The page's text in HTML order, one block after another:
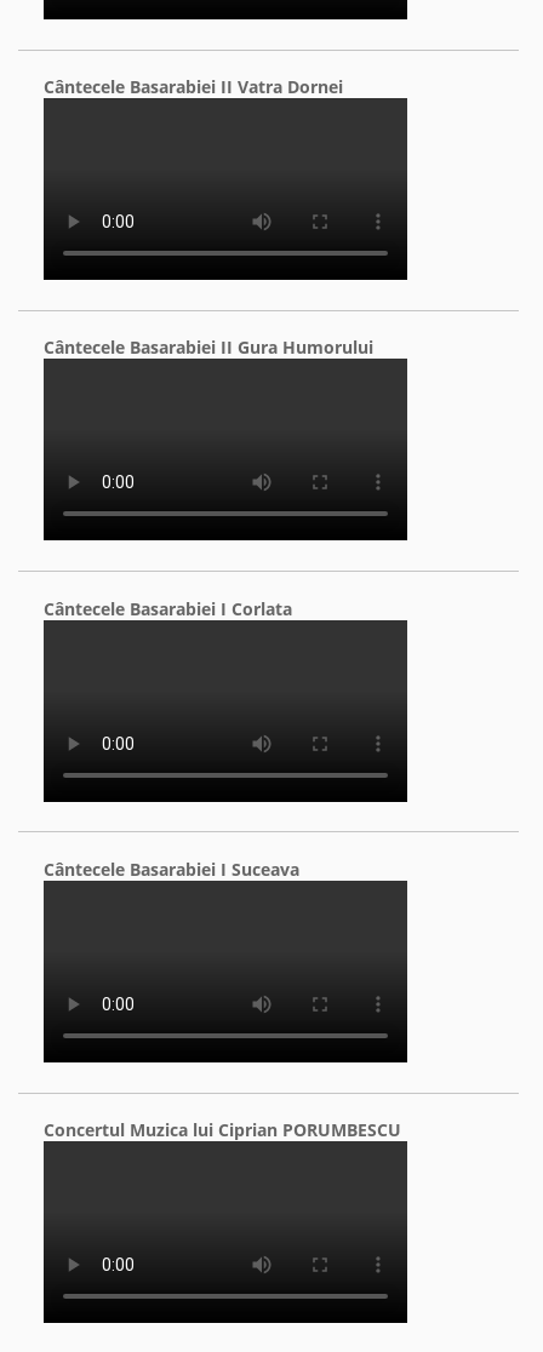
Cântecele Basarabiei II Vatra Dornei
Cântecele Basarabiei II Gura Humorului
Cântecele Basarabiei I Corlata
Cântecele Basarabiei I Suceava
Concertul Muzica lui Ciprian PORUMBESCU